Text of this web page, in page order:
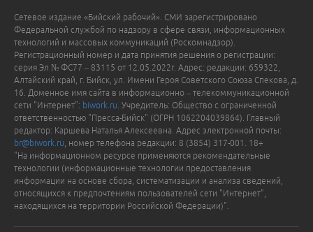
Сетевое издание «Бийский рабочий». СМИ зарегистрировано
Федеральной службой по надзору в сфере связи, информационных
технологий и массовых коммуникаций (Роскомнадзор).
Регистрационный номер и дата принятия решения о регистрации:
серия Эл № ФС77 – 83115 от 12.05.2022г. Адрес: редакции: 659322,
Алтайский край, г. Бийск, ул. Имени Героя Советского Союза Спекова, д.
16. Доменное имя сайта в информационно – телекоммуникационной
сети "Интернет": biwork.ru . Учредитель: Общество с ограниченной
ответственностью "Пресса-Бийск" (ОГРН 1062204039864). Главный
редактор: Каршева Наталья Алексеевна. Адрес электронной почты:
br@biwork.ru , номер телефона редакции: 8 (3854) 317-001. 18+
"На информационном ресурсе применяются рекомендательные
технологии (информационные технологии предоставления
информации на основе сбора, систематизации и анализа сведений,
относящихся к предпочтениям пользователей сети "Интернет",
находящихся на территории Российской Федерации)".